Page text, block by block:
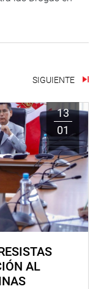
SIGUIENTE
13
01
AL